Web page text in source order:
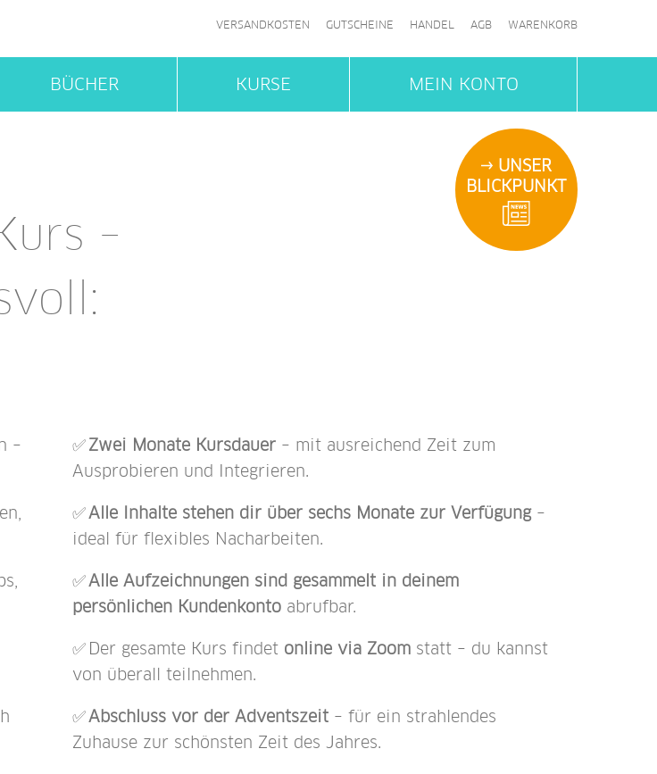
VERSANDKOSTEN GUTSCHEINE HANDEL AGB WARENKORB
UNSER
BLICKPUNKT
BÜCHER KURSE MEIN KONTO
–
–
✅ Zwei Monate Kursdauer– mit ausreichend Zeit zum
Ausprobieren und Integrieren.
✅ Alle Inhalte stehen dir über sechs Monate zur Verfügung–
ideal für flexibles Nacharbeiten.
✅ Alle Aufzeichnungen sind gesammelt in deinem
persönlichen Kundenkontoabrufbar.
✅ Der gesamte Kurs findet online via Zoomstatt – du kannst
von überall teilnehmen.
✅ Abschluss vor der Adventszeit– für ein strahlendes
Zuhause zur schönsten Zeit des Jahres.